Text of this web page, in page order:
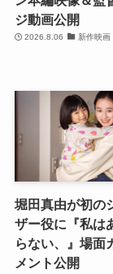
ジ動画公開
2026.8.06 新作映画
堀田真由が初の
ザー役に『私は
らない、』場面
メント公開